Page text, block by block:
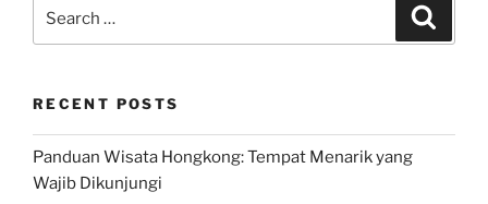
RECENT POSTS
Panduan Wisata Hongkong: Tempat Menarik yang
Wajib Dikunjungi